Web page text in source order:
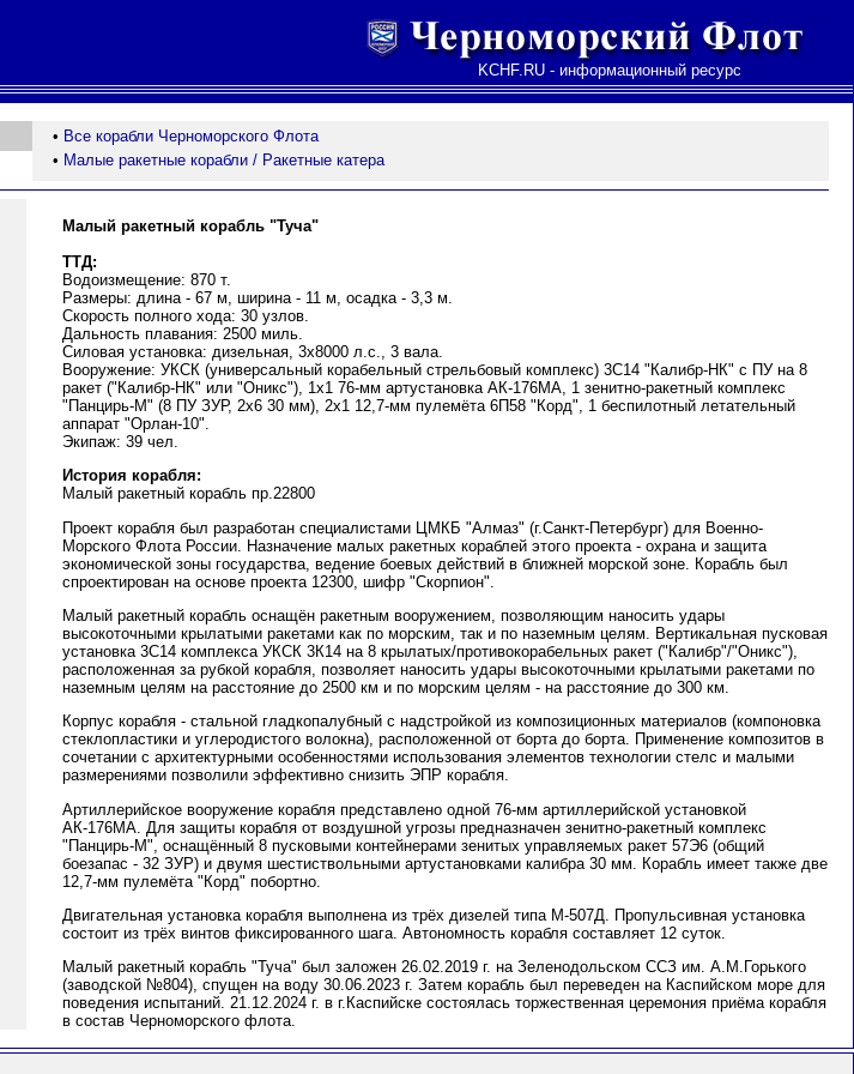
KCHF.RU - информационный ресурс
• Все корабли Черноморского Флота
• Малые ракетные корабли / Ракетные катера
Малый ракетный корабль "Туча"
ТТД:
Водоизмещение: 870 т.
Размеры: длина - 67 м, ширина - 11 м, осадка - 3,3 м.
Скорость полного хода: 30 узлов.
Дальность плавания: 2500 миль.
Силовая установка: дизельная, 3х8000 л.с., 3 вала.
Вооружение: УКСК (универсальный корабельный стрельбовый комплекс) 3С14 "Калибр-НК" с ПУ на 8
ракет ("Калибр-НК" или "Оникс"), 1х1 76-мм артустановка АК-176МА, 1 зенитно-ракетный комплекс
"Панцирь-М" (8 ПУ ЗУР, 2х6 30 мм), 2х1 12,7-мм пулемёта 6П58 "Корд", 1 беспилотный летательный
аппарат "Орлан-10".
Экипаж: 39 чел.
История корабля:
Малый ракетный корабль пр.22800
Проект корабля был разработан специалистами ЦМКБ "Алмаз" (г.Санкт-Петербург) для Военно-
Морского Флота России. Назначение малых ракетных кораблей этого проекта - охрана и защита
экономической зоны государства, ведение боевых действий в ближней морской зоне. Корабль был
спроектирован на основе проекта 12300, шифр "Скорпион".
Малый ракетный корабль оснащён ракетным вооружением, позволяющим наносить удары
высокоточными крылатыми ракетами как по морским, так и по наземным целям. Вертикальная пусковая
установка 3С14 комплекса УКСК 3К14 на 8 крылатых/противокорабельных ракет ("Калибр"/"Оникс"),
расположенная за рубкой корабля, позволяет наносить удары высокоточными крылатыми ракетами по
наземным целям на расстояние до 2500 км и по морским целям - на расстояние до 300 км.
Корпус корабля - стальной гладкопалубный с надстройкой из композиционных материалов (компоновка
стеклопластики и углеродистого волокна), расположенной от борта до борта. Применение композитов в
сочетании с архитектурными особенностями использования элементов технологии стелс и малыми
размерениями позволили эффективно снизить ЭПР корабля.
Артиллерийское вооружение корабля представлено одной 76-мм артиллерийской установкой
АК-176МА. Для защиты корабля от воздушной угрозы предназначен зенитно-ракетный комплекс
"Панцирь-М", оснащённый 8 пусковыми контейнерами зенитых управляемых ракет 57Э6 (общий
боезапас - 32 ЗУР) и двумя шестиствольными артустановками калибра 30 мм. Корабль имеет также две
12,7-мм пулемёта "Корд" побортно.
Двигательная установка корабля выполнена из трёх дизелей типа М-507Д. Пропульсивная установка
состоит из трёх винтов фиксированного шага. Автономность корабля составляет 12 суток.
Малый ракетный корабль "Туча" был заложен 26.02.2019 г. на Зеленодольском ССЗ им. А.М.Горького
(заводской №804), спущен на воду 30.06.2023 г. Затем корабль был переведен на Каспийском море для
поведения испытаний. 21.12.2024 г. в г.Каспийске состоялась торжественная церемония приёма корабля
в состав Черноморского флота.